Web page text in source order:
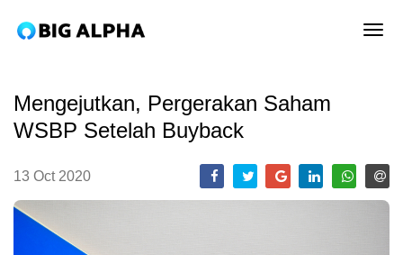
Mengejutkan, Pergerakan Saham
WSBP Setelah Buyback
13 Oct 2020